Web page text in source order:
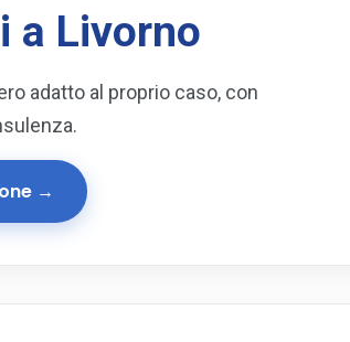
a Livorno
adatto al proprio caso, con
→